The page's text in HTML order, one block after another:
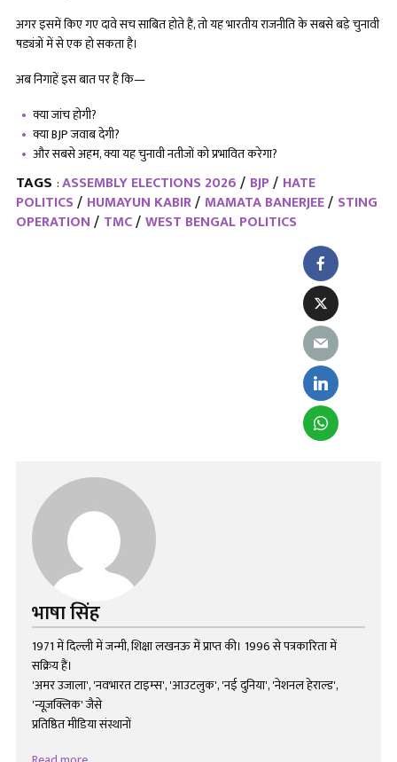
अगर इसमें किए गए दावे सच साबित होते हैं, तो यह भारतीय राजनीति के सबसे बड़े चुनावी
षड्यंत्रों में से एक हो सकता है।
अब निगाहें इस बात पर हैं कि—
क्या जांच होगी?
क्या BJP जवाब देगी?
और सबसे अहम, क्या यह चुनावी नतीजों को प्रभावित करेगा?
TAGS :ASSEMBLY ELECTIONS 2026 BJP
HATE
POLITICS
HUMAYUN KABIR MAMATA BANERJEE STING
OPERATION
TMC WEST BENGAL POLITICS
भाषा सिंह
1971 में दिल्ली में जन्मी, शिक्षा लखनऊ में प्राप्त की। 1996 से पत्रकारिता में
सक्रिय हैं।
'अमर उजाला', 'नवभारत टाइम्स', 'आउटलुक', 'नई दुनिया', 'नेशनल हेराल्ड',
'न्यूज़क्लिक' जैसे
प्रतिष्ठित मीडिया संस्थानों